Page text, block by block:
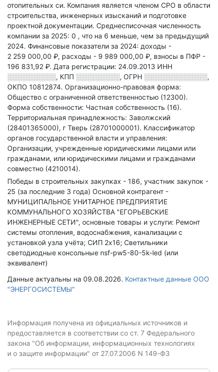
отопительных си. Компания является членом СРО в области
строительства, инженерных изысканий и подготовке
проектной документации. Среднесписочная численность
компании за 2025: 0 , что на 6 меньше, чем за предыдущий
2024. Финансовые показатели за 2024: доходы -
2 259 000,00 ₽, расходы - 9 989 000,00 ₽, взносы в ПФР -
196 831,92 ₽. Дата регистрации: 24.09.2013 ИНН
░░░░░░░░░░, КПП ░░░░░░░░░, ОГРН ░░░░░░░░░░░░░,
ОКПО 10812874. Организационно-правовая форма:
Общество с ограниченной ответственностью (12300).
Форма собственности: Частная собственность (16).
Территориальная принадлежность: Заволжский
(28401365000), г Тверь (28701000001). Классификатор
органов государственной власти и управления:
Организации, учрежденные юридическими лицами или
гражданами, или юридическими лицами и гражданами
совместно (4210014).
Победы в строительных закупках - 186, участник закупок -
25 (за последние 3 года) Основной контрагент -
МУНИЦИПАЛЬНОЕ УНИТАРНОЕ ПРЕДПРИЯТИЕ
КОММУНАЛЬНОГО ХОЗЯЙСТВА "ЕГОРЬЕВСКИЕ
ИНЖЕНЕРНЫЕ СЕТИ", основные товары и услуги: Ремонт
системы отопления, водоснабжения, канализации с
установкой узла учёта; СИП 2х16; Светильники
светодиодные консольные nsf-pw5-80-5k-led (или
эквивалент)
Данные актуальны на 09.08.2026. Контактные данные ООО
"ЭНЕРГОСИСТЕМЫ"
Информация получена из официальных источников и
предоставляется в соответствии со ст. 7 Федерального
закона "Об информации, информационных технологиях
и о защите информации" от 27.07.2006 N 149-ФЗ